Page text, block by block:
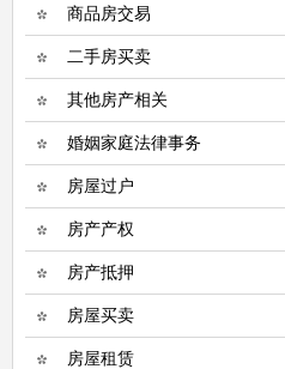
商品房交易
二手房买卖
其他房产相关
婚姻家庭法律事务
房屋过户
房产产权
房产抵押
房屋买卖
房屋租赁